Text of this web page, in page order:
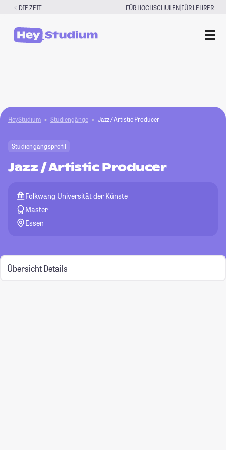
Zum
springen
DIE ZEIT FÜR HOCHSCHULEN|FÜR LEHRER
HeyStudium Studiengänge Jazz / Artistic Producer
Studiengangsprofil
Jazz / Artistic Producer
Folkwang Universität der Künste
Master
Essen
Übersicht Details